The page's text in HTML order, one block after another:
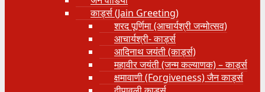
कार्ड्स (Jain Greeting)
शरद पूर्णिमा (आचार्यश्री जन्मोत्सव)
आचार्यश्री- कार्ड्स
आदिनाथ जयंती (कार्ड्स)
महावीर जयंती (जन्म कल्याणक) – कार्ड्स
क्षमावाणी (Forgiveness) जैन कार्ड्स